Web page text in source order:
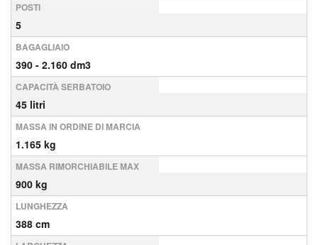
POSTI
5
BAGAGLIAIO
390 - 2.160 dm3
CAPACITÀ SERBATOIO
45 litri
MASSA IN ORDINE DI MARCIA
1.165 kg
MASSA RIMORCHIABILE MAX
900 kg
LUNGHEZZA
388 cm